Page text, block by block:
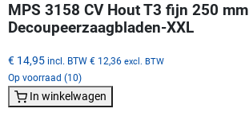
MPS 3158 CV Hout T3 fijn 250 mm
Decoupeerzaagbladen-XXL
€ 14,95 incl. BTW € 12,36 excl. BTW
Op voorraad (10)
In winkelwagen